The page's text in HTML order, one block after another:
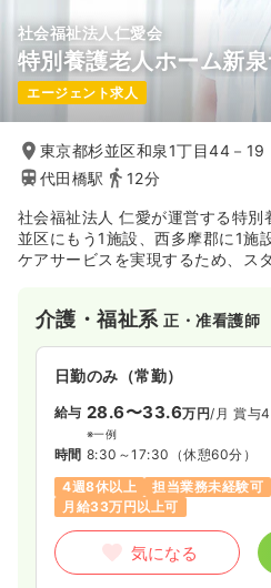
社会福祉法人仁愛会
特別養護老人ホーム新
エージェント求人
東京都杉並区和泉1丁目44－19
代田橋駅
12分
社会福祉法人 仁愛が運営する特
並区にもう1施設、西多摩郡に1施
ケアサービスを実現するため、ス
介護・福祉系正・准看護師
日勤のみ（常勤）
給与 28.6〜33.6万円/月 賞与
※一例
時間 8:30～17:30 （休憩60分）
4週8休以上
担当業務未経験可
月給33万円以上可
気になる